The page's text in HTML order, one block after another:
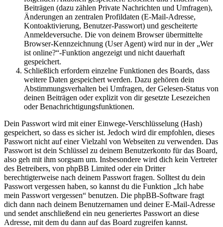
Beiträgen (dazu zählen Private Nachrichten und Umfragen),
Änderungen an zentralen Profildaten (E-Mail-Adresse,
Kontoaktivierung, Benutzer-Passwort) und gescheiterte
Anmeldeversuche. Die von deinem Browser übermittelte
Browser-Kennzeichnung (User Agent) wird nur in der „Wer
ist online?“-Funktion angezeigt und nicht dauerhaft
gespeichert.
Schließlich erfordern einzelne Funktionen des Boards, dass
weitere Daten gespeichert werden. Dazu gehören dein
Abstimmungsverhalten bei Umfragen, der Gelesen-Status von
deinen Beiträgen oder explizit von dir gesetzte Lesezeichen
oder Benachrichtigungsfunktionen.
Dein Passwort wird mit einer Einwege-Verschlüsselung (Hash)
gespeichert, so dass es sicher ist. Jedoch wird dir empfohlen, dieses
Passwort nicht auf einer Vielzahl von Webseiten zu verwenden. Das
Passwort ist dein Schlüssel zu deinem Benutzerkonto für das Board,
also geh mit ihm sorgsam um. Insbesondere wird dich kein Vertreter
des Betreibers, von phpBB Limited oder ein Dritter
berechtigterweise nach deinem Passwort fragen. Solltest du dein
Passwort vergessen haben, so kannst du die Funktion „Ich habe
mein Passwort vergessen“ benutzen. Die phpBB-Software fragt
dich dann nach deinem Benutzernamen und deiner E-Mail-Adresse
und sendet anschließend ein neu generiertes Passwort an diese
Adresse, mit dem du dann auf das Board zugreifen kannst.